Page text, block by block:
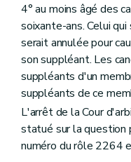
4° au moins âgé des
soixante-ans. Celui
serait annulée pour
son suppléant. Les
suppléants d'un
suppléants de ce
L'arrêt de la Cour
statué sur la question
numéro du rôle 2264